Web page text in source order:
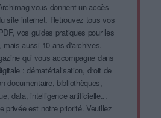
vous donnent un accès
site internet. Retrouvez tous vos
vos guides pratiques pour les
mais aussi 10 ans d'archives.
qui vous accompagne dans
: dématérialisation, droit de
documentaire, bibliothèques,
data, intelligence artificielle...
privée est notre priorité. Veuillez